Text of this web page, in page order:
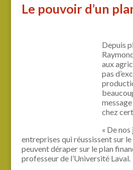
Le pouvoir d’un
Depuis
aux
pas
chez
« De
entreprises qui réussissent sur
peuvent déraper sur le plan
professeur de l’Université Laval.